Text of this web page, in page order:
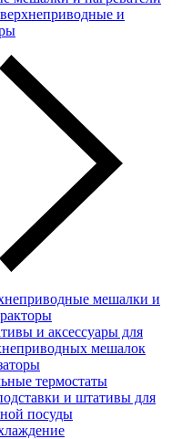
и
мешалки и
и аксессуары для
мешалок
термостаты
и штативы для
посуды